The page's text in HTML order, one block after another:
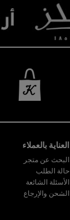
العناية بالعملاء
البحث عن متجر
حالة الطلب
الأسئلة الشائعة
الشحن والإرجاع